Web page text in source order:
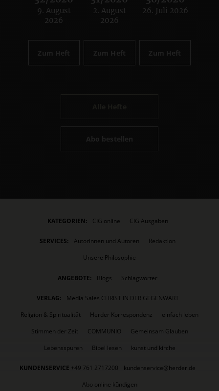
:
9. August
2026
Zum Heft
:
2. August
2026
Zum Heft
:
26. Juli 2026
Zum Heft
Abo bestellen
KATEGORIEN: CIG online CIG Ausgaben
SERVICES: Autorinnen und Autoren
Redaktion
Unsere Philosophie
ANGEBOTE: Blogs Schlagwörter
VERLAG:
Media Sales CHRIST IN DER GEGENWART
Religion & Spiritualität
Herder Korrespondenz
einfach leben
Stimmen der Zeit
COMMUNIO
Gemeinsam Glauben
Lebensspuren
Bibel lesen kunst und kirche
KUNDENSERVICE +49 761 2717200
kundenservice@herder.de
Abo online kündigen